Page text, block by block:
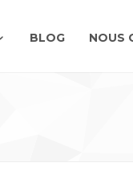
BLOG NOUS